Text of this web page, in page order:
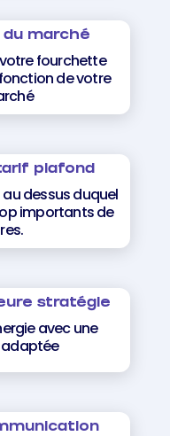
marché
fourchette
de votre
plafond
dessus duquel
importants de
stratégie
avec une